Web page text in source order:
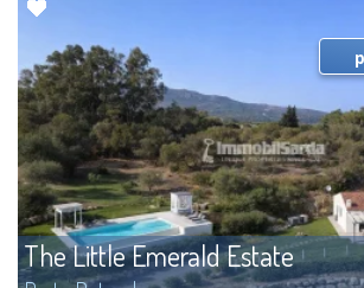
The Little Emerald Estate